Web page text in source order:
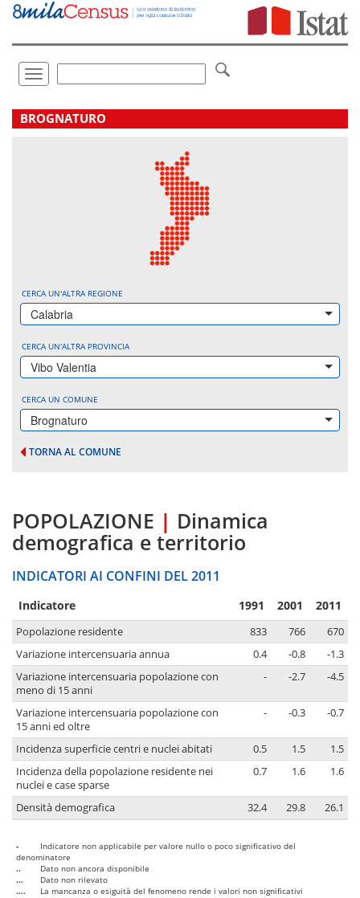
Vai
direttamente
Toggle
navigation
.
BROGNATURO
CERCA UN'ALTRA REGIONE
Calabria
CERCA UN'ALTRA PROVINCIA
Vibo Valentia
CERCA UN COMUNE
Brognaturo
TORNA AL COMUNE
POPOLAZIONE | Dinamica
demografica e territorio
INDICATORI AI CONFINI DEL 2011
Indicatore 1991 2001 2011
Popolazione residente 833 766
670
Variazione intercensuaria annua
0.4 -0.8
-1.3
Variazione intercensuaria popolazione con
meno di 15 anni
- -2.7 -4.5
Variazione intercensuaria popolazione con
15 anni ed oltre
- -0.3 -0.7
Incidenza superficie centri e nuclei abitati 0.5 1.5
1.5
Incidenza della popolazione residente nei
nuclei e case sparse
0.7 1.6 1.6
Densità demografica 32.4 29.8 26.1
-
Indicatore non applicabile per valore nullo o poco significativo del
denominatore
..
Dato non ancora disponibile
...
Dato non rilevato
....
La mancanza o esiguità del fenomeno rende i valori non significativi